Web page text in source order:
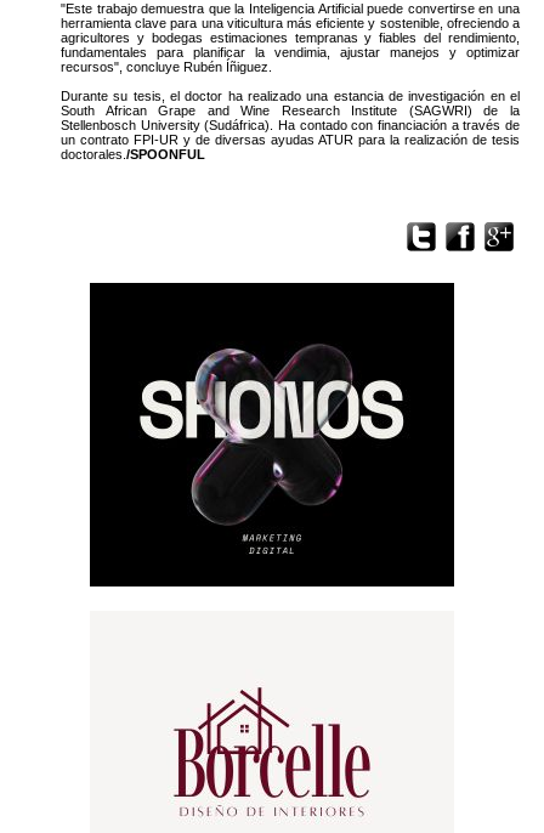
"Este trabajo demuestra que la Inteligencia Artificial puede convertirse en una
herramienta clave para una viticultura más eficiente y sostenible, ofreciendo a
agricultores y bodegas estimaciones tempranas y fiables del rendimiento,
fundamentales para planificar la vendimia, ajustar manejos y optimizar
recursos", concluye Rubén Íñiguez.
Durante su tesis, el doctor ha realizado una estancia de investigación en el
South African Grape and Wine Research Institute (SAGWRI) de la
Stellenbosch University (Sudáfrica). Ha contado con financiación a través de
un contrato FPI-UR y de diversas ayudas ATUR para la realización de tesis
doctorales. /SPOONFUL